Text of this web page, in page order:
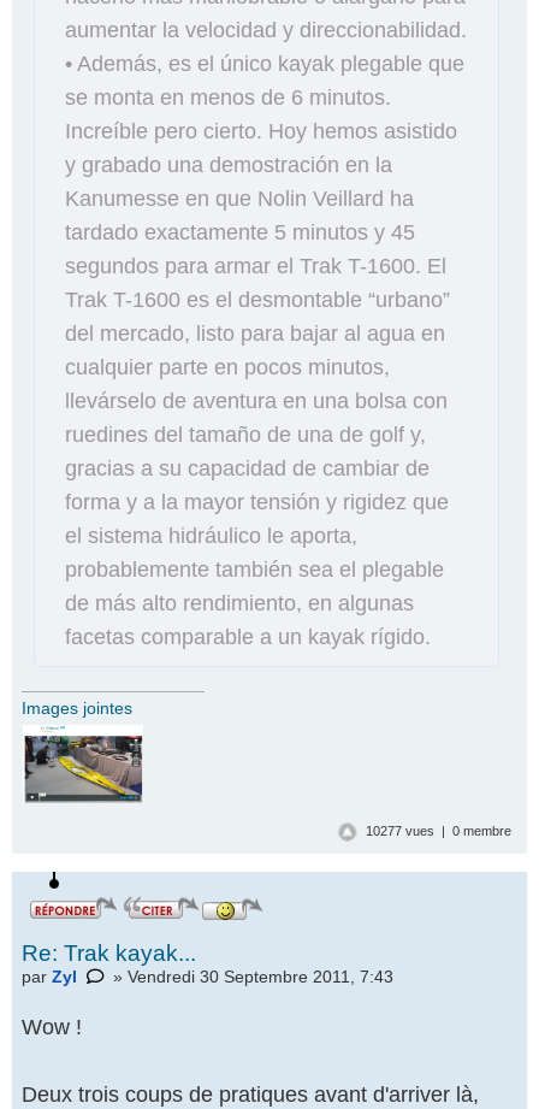
aumentar la velocidad y direccionabilidad.
• Además, es el único kayak plegable que
se monta en menos de 6 minutos.
Increíble pero cierto. Hoy hemos asistido
y grabado una demostración en la
Kanumesse en que Nolin Veillard ha
tardado exactamente 5 minutos y 45
segundos para armar el Trak T-1600. El
Trak T-1600 es el desmontable “urbano”
del mercado, listo para bajar al agua en
cualquier parte en pocos minutos,
llevárselo de aventura en una bolsa con
ruedines del tamaño de una de golf y,
gracias a su capacidad de cambiar de
forma y a la mayor tensión y rigidez que
el sistema hidráulico le aporta,
probablemente también sea el plegable
de más alto rendimiento, en algunas
facetas comparable a un kayak rígido.
Images jointes
10277 vues | 0 membre
Re: Trak kayak...
par Zyl » Vendredi 30 Septembre 2011, 7:43
Wow !
Deux trois coups de pratiques avant d'arriver là,
par un
icône